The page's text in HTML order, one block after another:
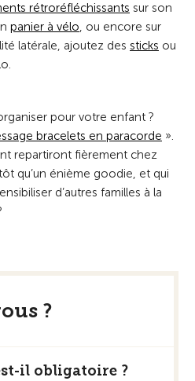
rétroréfléchissants sur son
panier à vélo, ou encore sur
latérale, ajoutez des sticks ou
pour votre enfant ?
bracelets en paracorde ».
repartiront fièrement chez
qu’un énième goodie, et qui
d’autres familles à la
?
il obligatoire ?